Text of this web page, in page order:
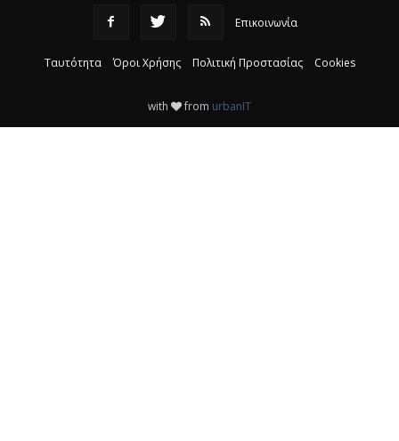
Επικοινωνία
Ταυτότητα Όροι Χρήσης Πολιτική Προστασίας Cookies
with from urbanIT